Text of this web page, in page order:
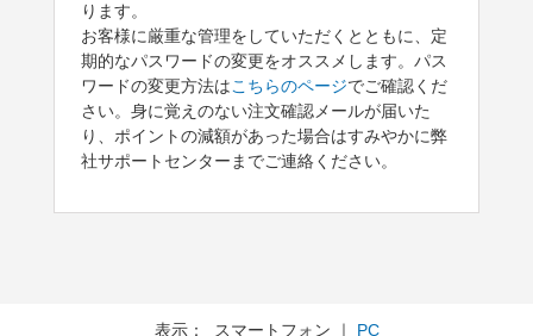
ります。
お客様に厳重な管理をしていただくとともに、定
期的なパスワードの変更をオススメします。パス
ワードの変更方法はこちらのページでご確認くだ
さい。身に覚えのない注文確認メールが届いた
り、ポイントの減額があった場合はすみやかに弊
社サポートセンターまでご連絡ください。
表示： スマートフォン ｜ PC